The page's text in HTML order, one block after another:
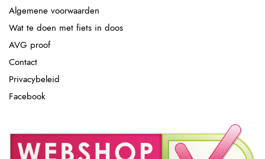
Algemene voorwaarden
Wat te doen met fiets in doos
AVG proof
Contact
Privacybeleid
Facebook